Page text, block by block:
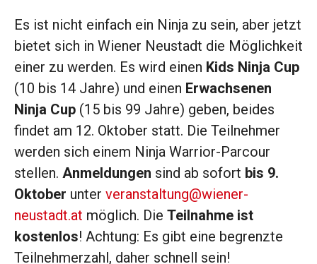
Es ist nicht einfach ein Ninja zu sein, aber jetzt
bietet sich in Wiener Neustadt die Möglichkeit
einer zu werden. Es wird einen Kids Ninja Cup
(10 bis 14 Jahre) und einen Erwachsenen
Ninja Cup (15 bis 99 Jahre) geben, beides
findet am 12. Oktober statt. Die Teilnehmer
werden sich einem Ninja Warrior-Parcour
stellen. Anmeldungen sind ab sofort bis 9.
Oktober unter veranstaltung@wiener-
neustadt.at möglich. Die Teilnahme ist
kostenlos! Achtung: Es gibt eine begrenzte
Teilnehmerzahl, daher schnell sein!